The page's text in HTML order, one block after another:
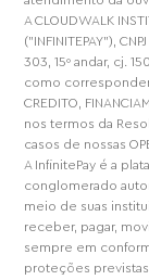
A CLOUDWALK
("INFINITEPAY"),
303, 15º andar, cj.
como
CREDITO,
nos termos da
casos de nossas
A InfinitePay é a
conglomerado
meio de suas
receber, pagar,
sempre em
proteções